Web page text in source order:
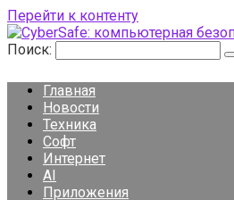
Перейти к контенту
Поиск:
Главная
Новости
Техника
Софт
Интернет
AI
Приложения